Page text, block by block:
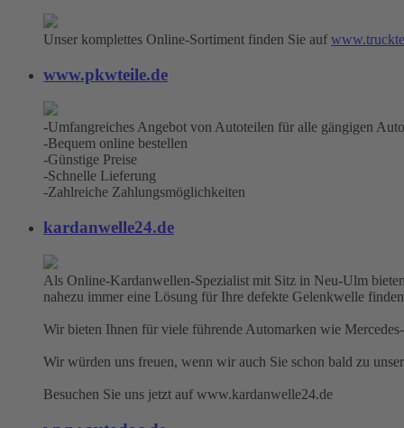
Unser komplettes Online-Sortiment finden Sie auf
www.pkwteile.de
-Umfangreiches Angebot von Autoteilen für alle gängigen
-Bequem online bestellen
-Günstige Preise
-Schnelle Lieferung
-Zahlreiche Zahlungsmöglichkeiten
kardanwelle24.de
Als Online-Kardanwellen-Spezialist mit Sitz in Neu-Ulm
nahezu immer eine Lösung für Ihre defekte Gelenkwelle
Wir bieten Ihnen für viele führende Automarken wie
Wir würden uns freuen, wenn wir auch Sie schon bald zu
Besuchen Sie uns jetzt auf www.kardanwelle24.de